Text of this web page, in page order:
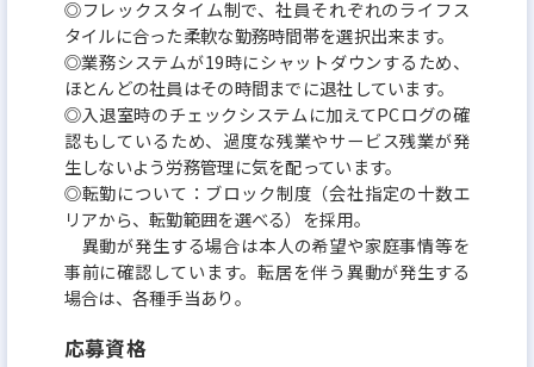
◎フレックスタイム制で、社員それぞれのライフス
タイルに合った柔軟な勤務時間帯を選択出来ます。
◎業務システムが19時にシャットダウンするため、
ほとんどの社員はその時間までに退社しています。
◎入退室時のチェックシステムに加えてPCログの確
認もしているため、過度な残業やサービス残業が発
生しないよう労務管理に気を配っています。
◎転勤について：ブロック制度（会社指定の十数エ
リアから、転勤範囲を選べる）を採用。
異動が発生する場合は本人の希望や家庭事情等を
事前に確認しています。転居を伴う異動が発生する
場合は、各種手当あり。
応募資格